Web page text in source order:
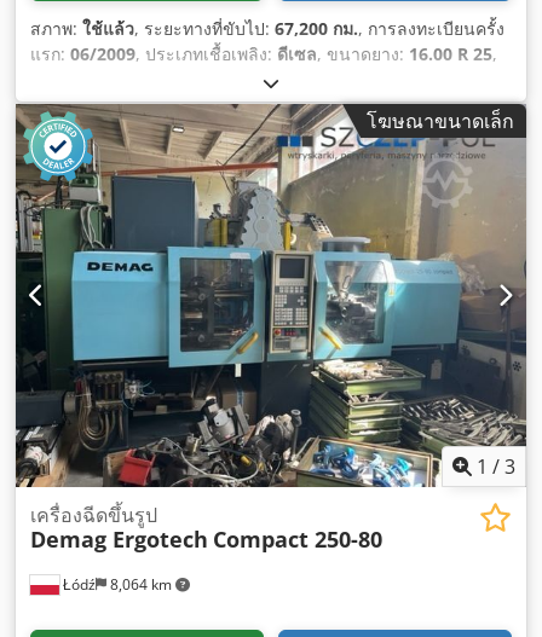
สภาพ: ใช้แล้ว, ระยะทางที่ขับไป: 67,200 กม., การลงทะเบียนครั้ง
แรก: 06/2009, ประเภทเชื้อเพลิง: ดีเซล, ขนาดยาง: 16.00 R 25,
, เชื้อเพลิง:
อุปกรณ์:เครน, เครื่องปรับอากาศ, เอบีเอส,
โฆษณาขนาดเล็ก
1 /3
Łódź 8,064 km
เครื่องฉีดขึ้นรูป
Demag Ergotech Compact 250-80